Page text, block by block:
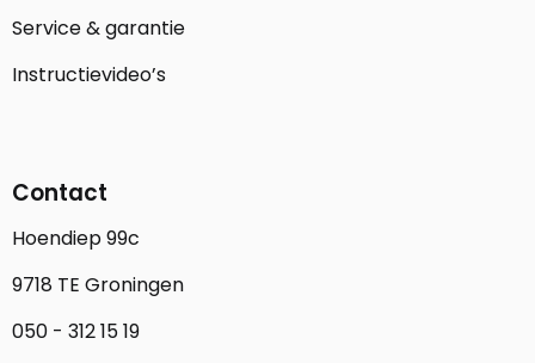
Service & garantie
Instructievideo’s
Contact
Hoendiep 99c
9718 TE Groningen
050 - 312 15 19